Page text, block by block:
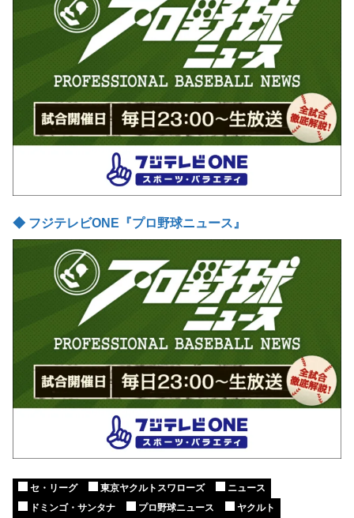
◆ フジテレビONE『プロ野球ニュース』
セ・リーグ 東京ヤクルトスワローズ
ニュース
ドミンゴ・サンタナ
プロ野球ニュース ヤクルト